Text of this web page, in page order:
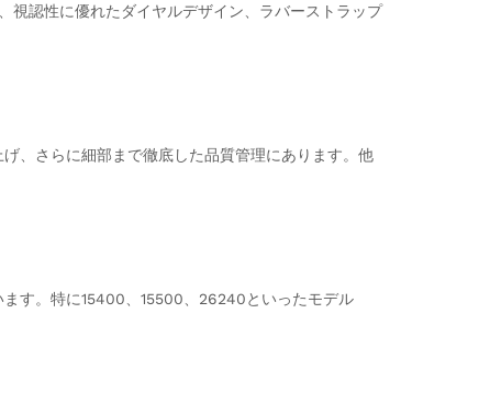
視認性に優れたダイヤルデザイン、ラバーストラップ
、さらに細部まで徹底した品質管理にあります。他
す。特に15400、15500、26240といったモデル